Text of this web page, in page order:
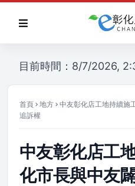
目前時間：8/7/2026,
首頁 地方
中友彰化店工地持續
追訴權
中友彰化店工
化市長與中友